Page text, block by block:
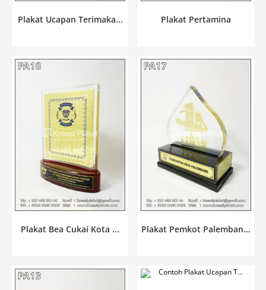
Plakat Ucapan Terimaka... Plakat Pertamina
Plakat Bea Cukai Kota ... Plakat Pemkot Palemban...